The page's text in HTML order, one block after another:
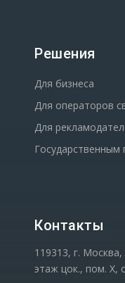
Решения
Для бизнеса
Для операторов
Для
Государственным
Контакты
119313, г.
этаж цок., пом. Х,